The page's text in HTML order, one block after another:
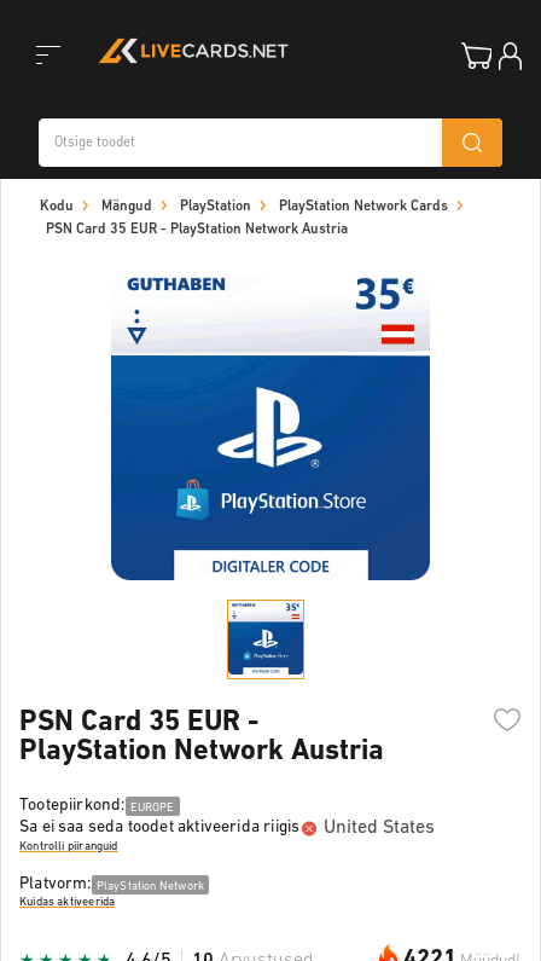
navigation
Kodu Mängud PlayStation
PlayStation Network Cards
PSN Card 35 EUR - PlayStation Network Austria
PSN Card 35 EUR -
PlayStation Network Austria
Tootepiirkond: EUROPE
Sa ei saa seda toodet aktiveerida riigis United States
Kontrolli piiranguid
Platvorm: PlayStation Network
Kuidas aktiveerida